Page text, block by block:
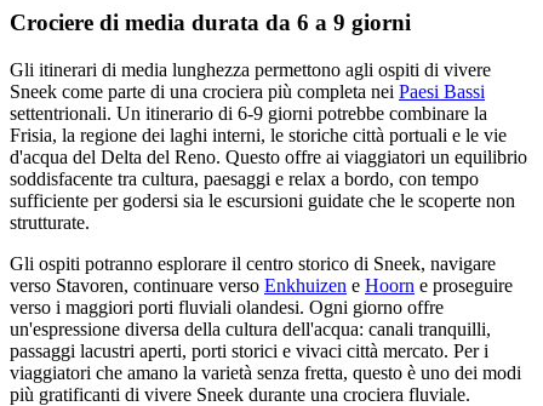
Crociere di media durata da 6 a 9 giorni
Gli itinerari di media lunghezza permettono agli ospiti di vivere
Sneek come parte di una crociera più completa nei Paesi Bassi
settentrionali. Un itinerario di 6-9 giorni potrebbe combinare la
Frisia, la regione dei laghi interni, le storiche città portuali e le vie
d'acqua del Delta del Reno. Questo offre ai viaggiatori un equilibrio
soddisfacente tra cultura, paesaggi e relax a bordo, con tempo
sufficiente per godersi sia le escursioni guidate che le scoperte non
strutturate.
Gli ospiti potranno esplorare il centro storico di Sneek, navigare
verso Stavoren, continuare verso Enkhuizen e Hoorn e proseguire
verso i maggiori porti fluviali olandesi. Ogni giorno offre
un'espressione diversa della cultura dell'acqua: canali tranquilli,
passaggi lacustri aperti, porti storici e vivaci città mercato. Per i
viaggiatori che amano la varietà senza fretta, questo è uno dei modi
più gratificanti di vivere Sneek durante una crociera fluviale.